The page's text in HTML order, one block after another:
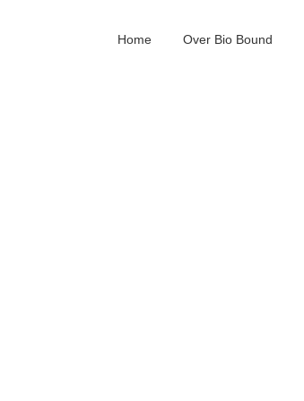
Home Over Bio Bound